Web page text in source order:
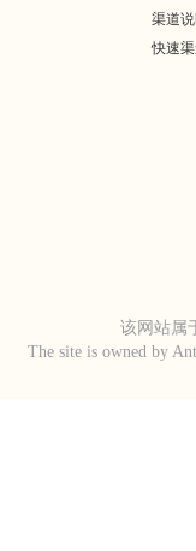
渠道说
快速
该网站属
The site is owned by